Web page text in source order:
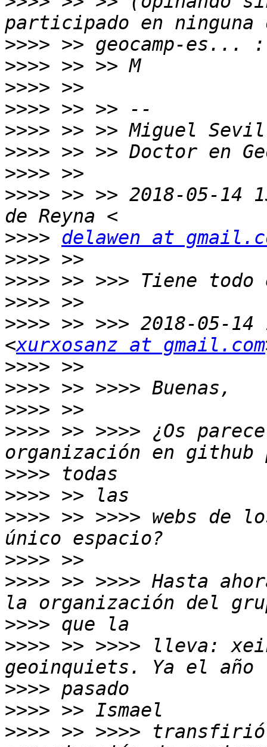
>>>>
>>>>
>>>>
>>>>
>>>>
>>>>
>>>>
>>>> >> >> 2018-05-14
>>>> delawen at
>>>>
>>>>
>>>>
>>>> >> >>> 2018-05-14
<xurxosanz at gmail.com
>>>>
>>>>
>>>>
>>>> >> >>>> ¿Os
>>>>
>>>>
>>>> >> >>>> webs de
>>>>
>>>> >> >>>> Hasta
>>>>
>>>> >> >>>> lleva:
>>>>
>>>>
>>>> >> >>>>